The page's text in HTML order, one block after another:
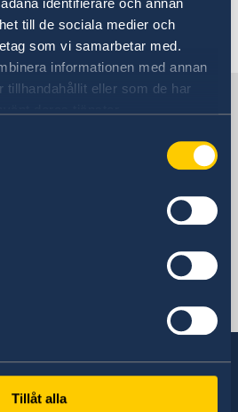
identifierare och annan
till de sociala medier och
som vi samarbetar med.
informationen med annan
tillhandahållit eller som de har
Tillåt alla
Hague